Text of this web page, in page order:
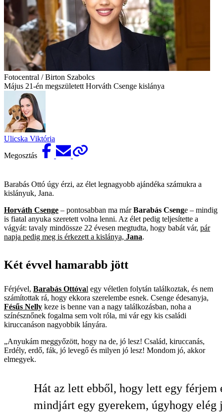
Fotocentral / Birton Szabolcs
Május 21-én megszületett Horváth Csenge kislánya
Ulicska Viktória
Megosztás
Barabás Ottó úgy érzi, az élet legnagyobb ajándéka számukra a
kislányuk, Jana.
Horváth Csenge – pontosabban ma márBarabás Csenge – mindig
is fiatal anyuka szeretett volna lenni. Az élet pedig teljesítette a
vágyát: tavaly mindössze 22 évesen megtudta, hogy babát vár, pár
napja pedig meg is érkezett a kislánya, Jana.
Két évvel hamarabb jött
Férjével, Barabás Ottóval egy véletlen folytán találkoztak, és nem
számítottak rá, hogy ekkora szerelembe esnek. Csenge édesanyja,
Fésűs Nelly keze is benne van a nagy találkozásban, noha a
színésznőnek fogalma sem volt róla, mi vár egy kis családi
kiruccanáson nagyobbik lányára.
„Anyukám meggyőzött, hogy na de, jó lesz! Család, kiruccanás,
Erdély, erdő, fák, jó levegő és milyen jó lesz! Mondom jó, akkor
elmegyek.
Hát az lett ebből, hogy lett egy férjem
mindjárt egy gyerekem, úgyhogy elég